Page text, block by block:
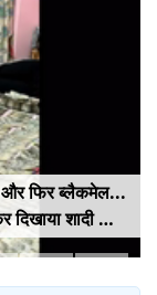
और फिर ब्लैकमेल...
दिखाया शादी का
रुपए